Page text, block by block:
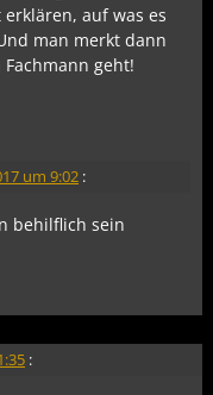
auf was es
man merkt dann
geht!
um 9:02 :
behilflich sein
: